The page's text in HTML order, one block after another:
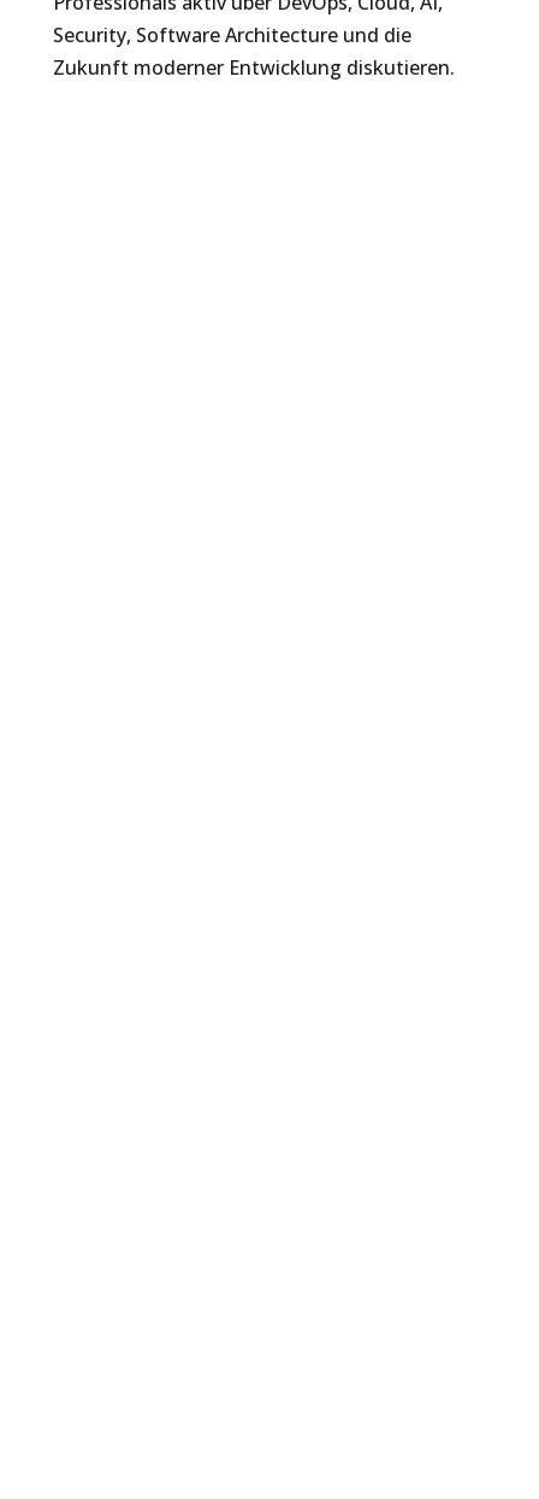
Security, Software Architecture und die
Zukunft moderner Entwicklung diskutieren.